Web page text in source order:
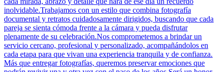
inolvidable.Trabajamos con un estilo que combina fotografía
documental y retratos cuidadosamente dirigidos, buscando que cada
pareja se sienta cómoda frente a la cámara y pueda disfrutar
plenamente de su celebración.Nos comprometemos a brindar un
servicio cercano, profesional y personalizado, acompañándolos en
cada etapa para que vivan una experiencia tranquila y de confianza.
Más que entregar fotografías, queremos preservar emociones que